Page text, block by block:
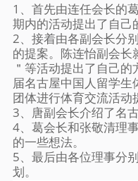
1、首先由连任会长的
期内的活动提出了自己
2、接着由各副会长分
的提案。陈连怡副会
＂等活动提出了自己
届名古屋中国人留学生
团体进行体育交流活动
3、唐副会长介绍了名
4、葛会长和张敬清理
的一些想法。
5、最后由各位理事分
划。